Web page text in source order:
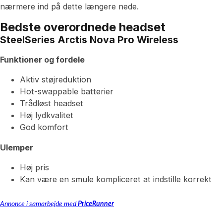
nærmere ind på dette længere nede.
Bedste overordnede headset
SteelSeries Arctis Nova Pro Wireless
Funktioner og fordele
Aktiv støjreduktion
Hot-swappable batterier
Trådløst headset
Høj lydkvalitet
God komfort
Ulemper
Høj pris
Kan være en smule kompliceret at indstille korrekt
Annonce i samarbejde med PriceRunner